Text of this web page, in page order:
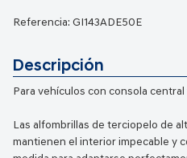
Referencia: GI143ADE50E
Descripción
Para vehículos con consola central
Las alfombrillas de terciopelo de
mantienen el interior impecable y